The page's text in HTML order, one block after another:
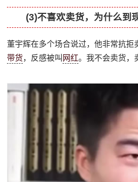
(3)不喜欢卖货，为什么到
董宇辉在多个场合说过，他非常抗拒
带货，反感被叫 网红。我不会卖货，